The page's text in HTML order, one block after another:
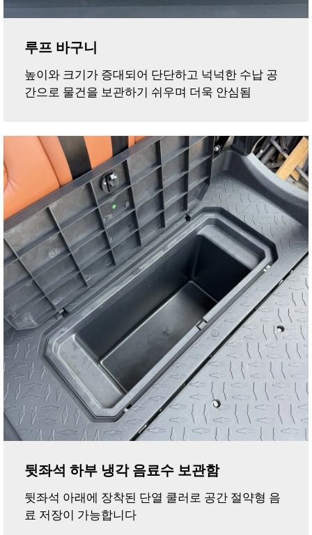
루프 바구니
높이와 크기가 증대되어 단단하고 넉넉한 수납 공
간으로 물건을 보관하기 쉬우며 더욱 안심됨
뒷좌석 하부 냉각 음료수 보관함
뒷좌석 아래에 장착된 단열 쿨러로 공간 절약형 음
료 저장이 가능합니다